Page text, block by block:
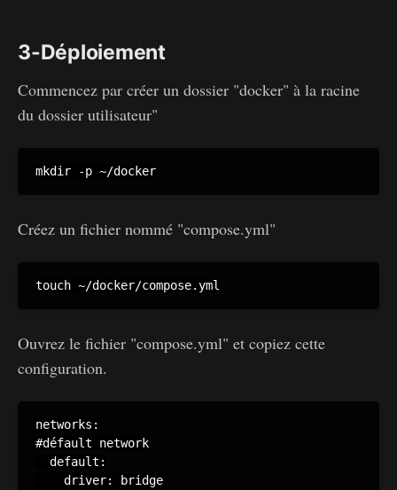
3-Déploiement
Commencez par créer un dossier "docker" à la racine
du dossier utilisateur"
mkdir -p ~/docker
Créez un fichier nommé "compose.yml"
touch ~/docker/compose.yml
Ouvrez le fichier "compose.yml" et copiez cette
configuration.
networks:
#défault network
  default:
    driver: bridge